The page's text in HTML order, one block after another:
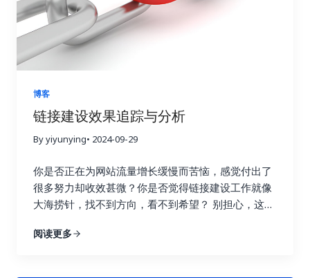
博客
链接建设效果追踪与分析
By yiyunying• 2024-09-29
你是否正在为网站流量增长缓慢而苦恼，感觉付出了
很多努力却收效甚微？你是否觉得链接建设工作就像
大海捞针，找不到方向，看不到希望？ 别担心，这篇
七天内让你的链接建设效果翻倍，实现网站流量的显
阅读更多